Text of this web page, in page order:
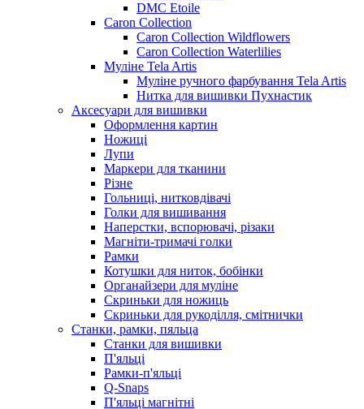
DMC Etoile
Caron Collection
Caron Collection Wildflowers
Caron Collection Waterlilies
Муліне Tela Artis
Муліне ручного фарбування Tela Artis
Нитка для вишивки Пухнастик
Аксесуари для вишивки
Оформлення картин
Ножиці
Лупи
Маркери для тканини
Різне
Гольниці, нитковдівачі
Голки для вишивання
Наперстки, вспорювачі, різаки
Магніти-тримачі голки
Рамки
Котушки для ниток, бобінки
Органайзери для муліне
Скриньки для ножиць
Скриньки для рукоділля, смітнички
Станки, рамки, пяльца
Станки для вишивки
П'яльці
Рамки-п'яльці
Q-Snaps
П'яльці магнітні